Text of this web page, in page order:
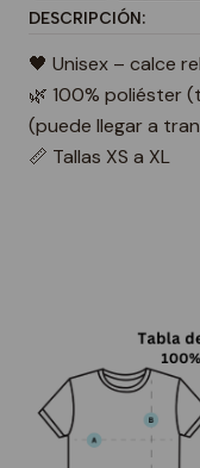
DESCRIPCIÓN:
🖤 Unisex – calce
🌿 100% poliéster
(puede llegar a
📏 Tallas XS a XL